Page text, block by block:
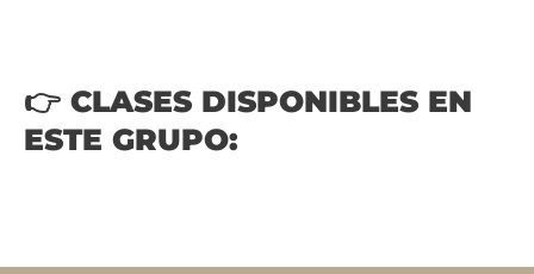
👉 CLASES DISPONIBLES EN
ESTE GRUPO: